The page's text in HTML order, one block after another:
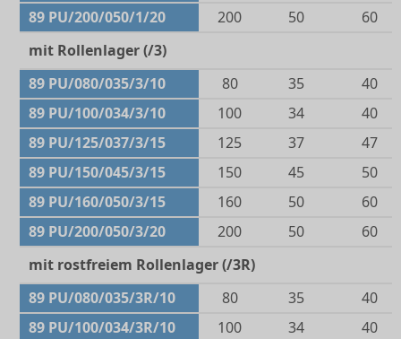
89 PU/200/050/1/20
200 50
60
mit Rollenlager (/3)
89 PU/080/035/3/10
80 35
40
89 PU/100/034/3/10
100 34
40
89 PU/125/037/3/15
125 37
47
89 PU/150/045/3/15
150 45
50
89 PU/160/050/3/15
160 50
60
89 PU/200/050/3/20
200 50
60
mit rostfreiem Rollenlager (/3R)
89 PU/080/035/3R/10
80 35
40
89 PU/100/034/3R/10
100 34
40